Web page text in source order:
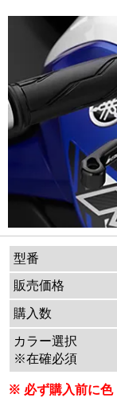
型番
販売価格
購入数
カラー選択
※在確必須
※ 必ず購入前に色